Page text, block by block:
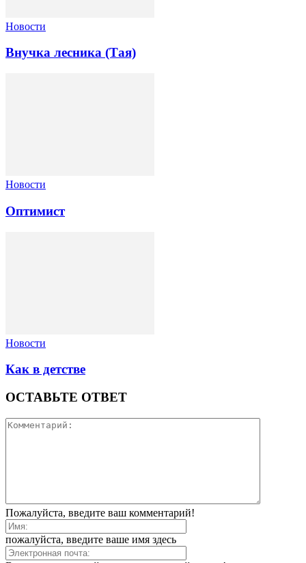
Новости
Внучка лесника (Тая)
Новости
Оптимист
Новости
Как в детстве
ОСТАВЬТЕ ОТВЕТ
Пожалуйста, введите ваш комментарий!
пожалуйста, введите ваше имя здесь